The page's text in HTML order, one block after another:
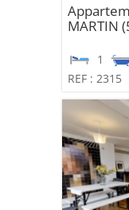
MARTIN
1
REF : 2315